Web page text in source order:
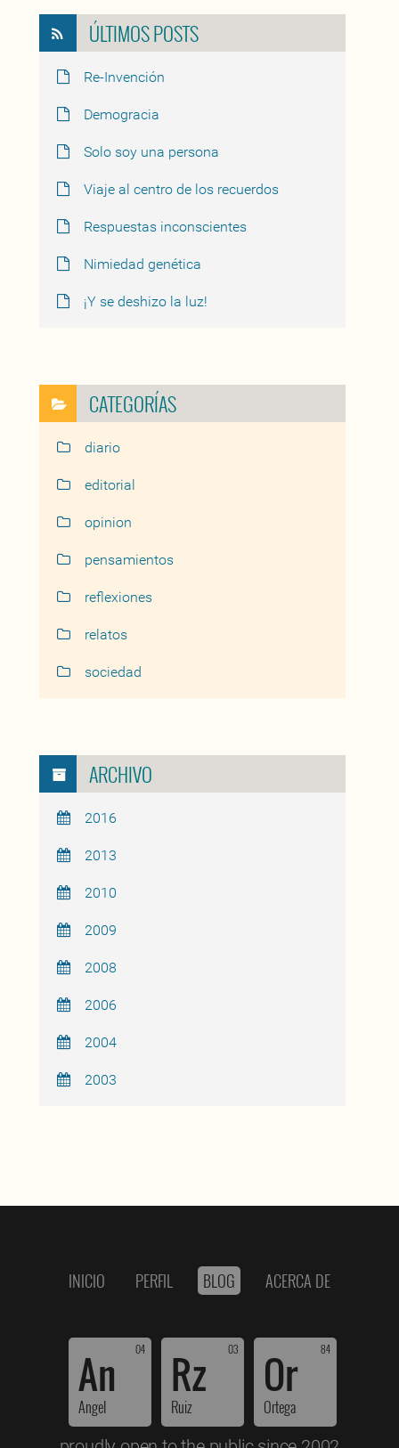
ÚLTIMOS POSTS
Re-Invención
Demogracia
Solo soy una persona
Viaje al centro de los recuerdos
Respuestas inconscientes
Nimiedad genética
¡Y se deshizo la luz!
CATEGORÍAS
diario
editorial
opinion
pensamientos
reflexiones
relatos
sociedad
ARCHIVO
2016
2013
2010
2009
2008
2006
2004
2003
INICIO PERFIL BLOG ACERCA DE
04
An
Angel
03
Rz
Ruiz
84
Or
Ortega